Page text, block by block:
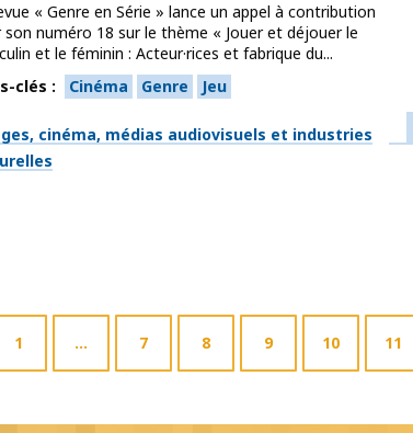
« Genre en Série » lance un appel à contribution
son numéro 18 sur le thème « Jouer et déjouer le
et le féminin : Acteur·rices et fabrique du...
clés
Cinéma Genre Jeu
cinéma, médias audiovisuels et industries
1 … 7 8 9 10 11